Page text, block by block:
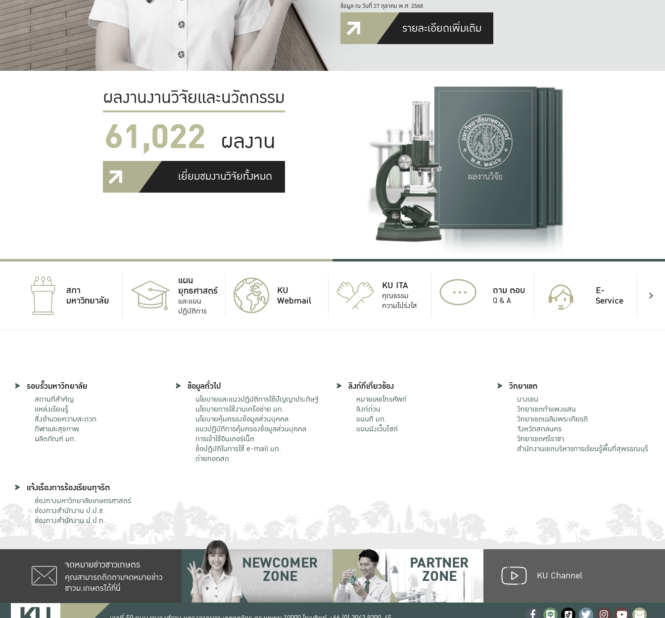
ข้อมูล ณ วันที่ 27 ตุลาคม พ.ศ. 2568
รายละเอียดเพิ่มเติม
ผลงานงานวิจัยและนวัตกรรม
61,022 ผลงาน
เยี่ยมชมงานวิจัยทั้งหมด
สภา
มหาวิทยาลัย
แผน
ยุทธศาสตร์
และแผน
ปฏิบัติการ
KU
Webmail
KU ITA
คุณธรรม
ความโปร่งใส
... ถาม ตอบ
Q & A
E-
Service
รอบรั้วมหาวิทยาลัย
สถานที่สำคัญ
แหล่งเรียนรู้
สิ่งอำนวยความสะดวก
กีฬาและสุขภาพ
ผลิตภัณฑ์ มก.
ข้อมูลทั่วไป
นโยบายและแนวปฏิบัติการใช้ปัญญาประดิษฐ์
นโยบายการใช้งานเครือข่าย มก.
นโยบายคุ้มครองข้อมูลส่วนบุคคล
แนวปฏิบัติการคุ้มครองข้อมูลส่วนบุคคล
การเข้าใช้อินเตอร์เน็ต
ข้อปฏิบัติในการใช้ e-mail มก.
ถ่ายทอดสด
ลิงก์ที่เกี่ยวข้อง
หมายเลขโทรศัพท์
ลิงก์ด่วน
แผนที่ มก.
แผนผังเว็บไซต์
วิทยาเขต
บางเขน
วิทยาเขตกําแพงแสน
วิทยาเขตเฉลิมพระเกียรติ
จังหวัดสกลนคร
วิทยาเขตศรีราชา
สำนักงานเขตบริหารการเรียนรู้พื้นที่สุพรรณบุรี
แจ้งเรื่องการร้องเรียนทุจริต
ช่องทางมหาวิทยาลัยเกษตรศาสตร์
ช่องทางสำนักงาน ป.ป.ช.
ช่องทางสำนักงาน ป.ป.ท.
จดหมายข่าวชาวเกษตร
คุณสามารถติดตามจดหมายข่าว
ชาวม.เกษตรได้ที่นี่
NEWCOMER
ZONE
PARTNER
ZONE KU Channel